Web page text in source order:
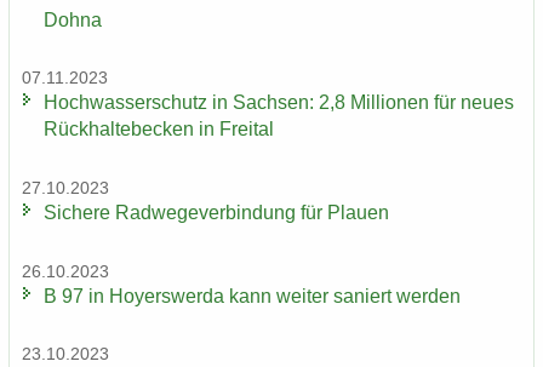
Dohna
07.11.2023
Hoch­was­ser­schutz in Sach­sen: 2,8 Mil­lio­nen für neues
Rück­hal­te­be­cken in Frei­tal
27.10.2023
Si­che­re Rad­we­ge­ver­bin­dung für Plau­en
26.10.2023
B 97 in Ho­yers­wer­da kann wei­ter sa­niert wer­den
23.10.2023